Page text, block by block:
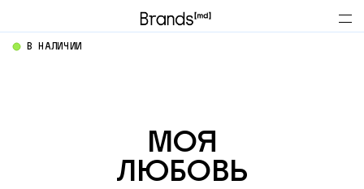
В НАЛИЧИИ
МОЯ
ЛЮБОВЬ